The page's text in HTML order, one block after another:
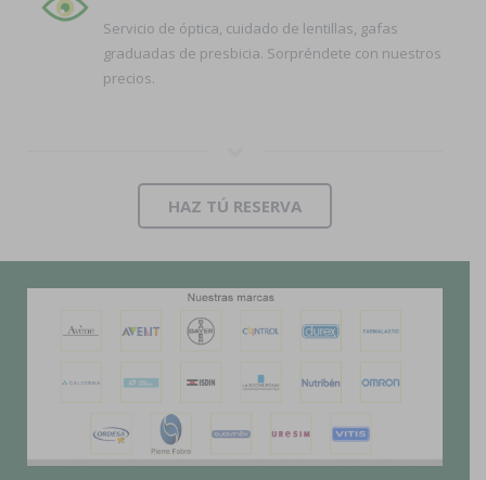
Servicio de óptica, cuidado de lentillas, gafas
graduadas de presbicia. Sorpréndete con nuestros
precios.
HAZ TÚ RESERVA